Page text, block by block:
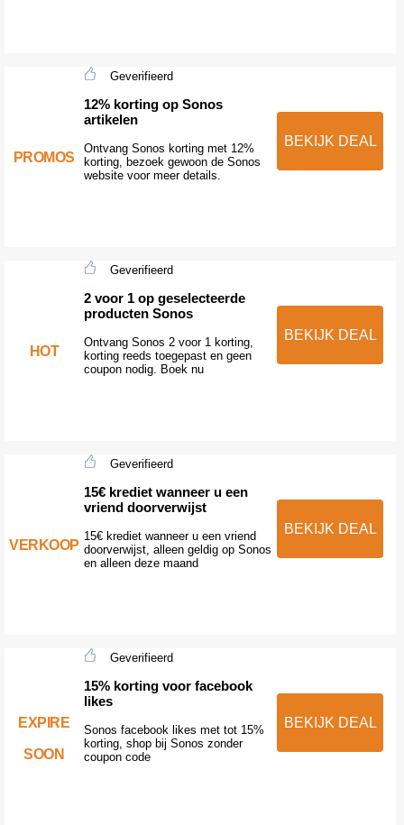
PROMOS
Geverifieerd
12% korting op Sonos
artikelen
Ontvang Sonos korting met 12%
korting, bezoek gewoon de Sonos
website voor meer details.
BEKIJK DEAL
HOT
Geverifieerd
2 voor 1 op geselecteerde
producten Sonos
Ontvang Sonos 2 voor 1 korting,
korting reeds toegepast en geen
coupon nodig. Boek nu
BEKIJK DEAL
VERKOOP
Geverifieerd
15€ krediet wanneer u een
vriend doorverwijst
15€ krediet wanneer u een vriend
doorverwijst, alleen geldig op Sonos
en alleen deze maand
BEKIJK DEAL
EXPIRE
SOON
Geverifieerd
15% korting voor facebook
likes
Sonos facebook likes met tot 15%
korting, shop bij Sonos zonder
coupon code
BEKIJK DEAL